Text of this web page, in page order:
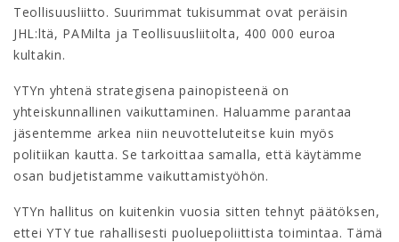
Teollisuusliitto. Suurimmat tukisummat ovat peräisin
JHL:ltä, PAMilta ja Teollisuusliitolta, 400 000 euroa
kultakin.
YTYn yhtenä strategisena painopisteenä on
yhteiskunnallinen vaikuttaminen. Haluamme parantaa
jäsentemme arkea niin neuvotteluteitse kuin myös
politiikan kautta. Se tarkoittaa samalla, että käytämme
osan budjetistamme vaikuttamistyöhön.
YTYn hallitus on kuitenkin vuosia sitten tehnyt päätöksen,
ettei YTY tue rahallisesti puoluepoliittista toimintaa. Tämä